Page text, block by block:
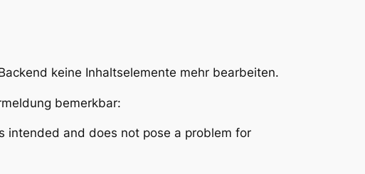
keine Inhaltselemente mehr bearbeiten.
bemerkbar:
intended and does not pose a problem for